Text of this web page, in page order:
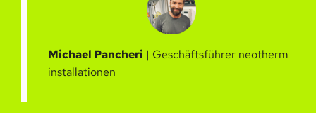
Michael Pancheri | Geschäftsführer neotherm
installationen